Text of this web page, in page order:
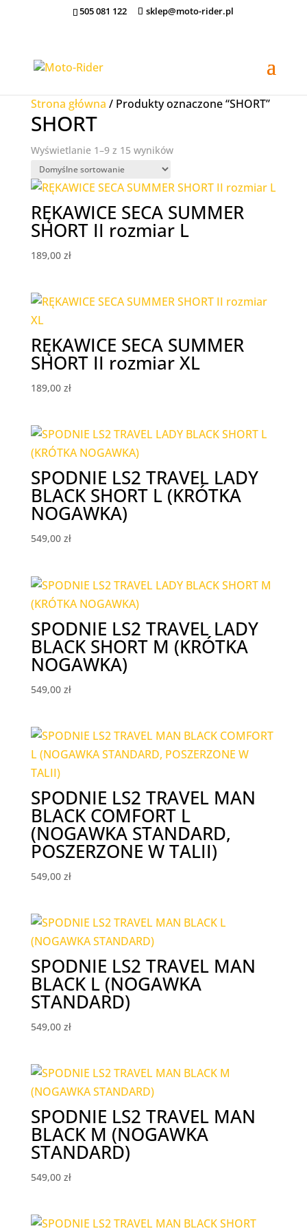
505 081 122 sklep@moto-rider.pl
Strona główna / Produkty oznaczone “SHORT”
SHORT
Wyświetlanie 1–9 z 15 wyników
RĘKAWICE SECA SUMMER
SHORT II rozmiar L
189,00 zł
RĘKAWICE SECA SUMMER
SHORT II rozmiar XL
189,00 zł
SPODNIE LS2 TRAVEL LADY
BLACK SHORT L (KRÓTKA
NOGAWKA)
549,00 zł
SPODNIE LS2 TRAVEL LADY
BLACK SHORT M (KRÓTKA
NOGAWKA)
549,00 zł
SPODNIE LS2 TRAVEL MAN
BLACK COMFORT L
(NOGAWKA STANDARD,
POSZERZONE W TALII)
549,00 zł
SPODNIE LS2 TRAVEL MAN
BLACK L (NOGAWKA
STANDARD)
549,00 zł
SPODNIE LS2 TRAVEL MAN
BLACK M (NOGAWKA
STANDARD)
549,00 zł